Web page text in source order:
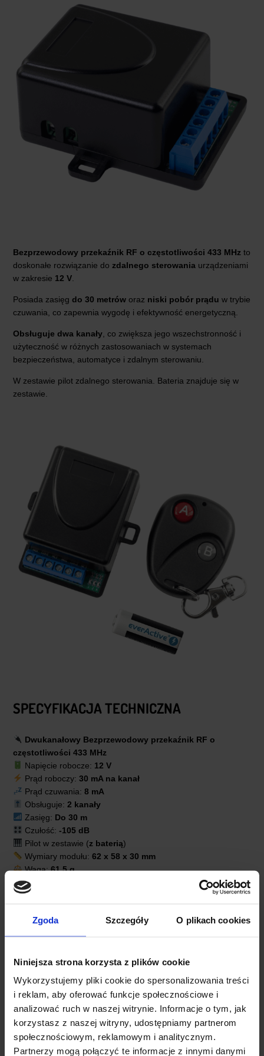
Zgoda Szczegóły O plikach cookies
Niniejsza strona korzysta z plików cookie
Wykorzystujemy pliki cookie do spersonalizowania treści
i reklam, aby oferować funkcje społecznościowe i
analizować ruch w naszej witrynie. Informacje o tym, jak
korzystasz z naszej witryny, udostępniamy partnerom
społecznościowym, reklamowym i analitycznym.
Partnerzy mogą połączyć te informacje z innymi danymi
Bezprzewodowy przekaźnik RF o częstotliwości 433 MHz to
doskonałe rozwiązanie do zdalnego sterowania urządzeniami
w zakresie 12 V
Posiada zasięg do 30 metrów oraz niski pobór prądu w trybie
czuwania, co zapewnia wygodę i efektywność energetyczną.
Obsługuje dwa kanały , co zwiększa jego wszechstronność i
użyteczność w różnych zastosowaniach w systemach
bezpieczeństwa, automatyce i zdalnym sterowaniu.
W zestawie pilot zdalnego sterowania.
Bateria znajduje się w
zestawie.
SPECYFIKACJA TECHNICZNA
Dwukanałowy Bezprzewodowy przekaźnik RF o
częstotliwości 433 MHz
Napięcie robocze: 12 V
Prąd roboczy: 30 mA na kanał
Prąd czuwania: 8 mA
Obsługuje: 2 kanały
Zasięg: Do 30 m
Czułość: -105 dB
Pilot w zestawie (z baterią)
Wymiary modułu: 62 x 58 x 30 mm
Waga:61,5 g